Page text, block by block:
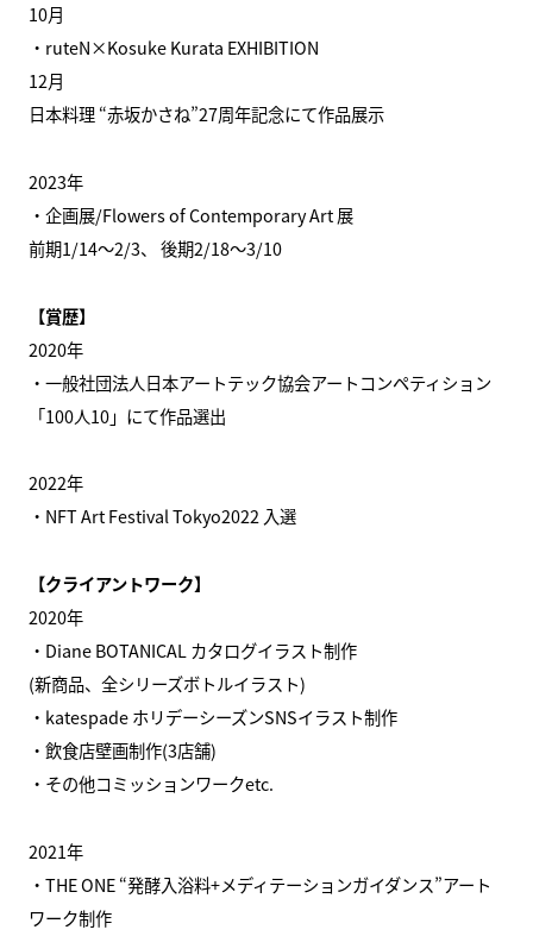
10月
・ruteN×Kosuke Kurata EXHIBITION
12月
日本料理 “赤坂かさね”27周年記念にて作品展示
2023年
・企画展/Flowers of Contemporary Art 展
前期1/14〜2/3、 後期2/18〜3/10
【賞歴】
2020年
・一般社団法人日本アートテック協会アートコンペティション
「100人10」にて作品選出
2022年
・NFT Art Festival Tokyo2022 入選
【クライアントワーク】
2020年
・Diane BOTANICAL カタログイラスト制作
(新商品、全シリーズボトルイラスト)
・katespade ホリデーシーズンSNSイラスト制作
・飲食店壁画制作(3店舗)
・その他コミッションワークetc.
2021年
・THE ONE “発酵入浴料+メディテーションガイダンス”アート
ワーク制作